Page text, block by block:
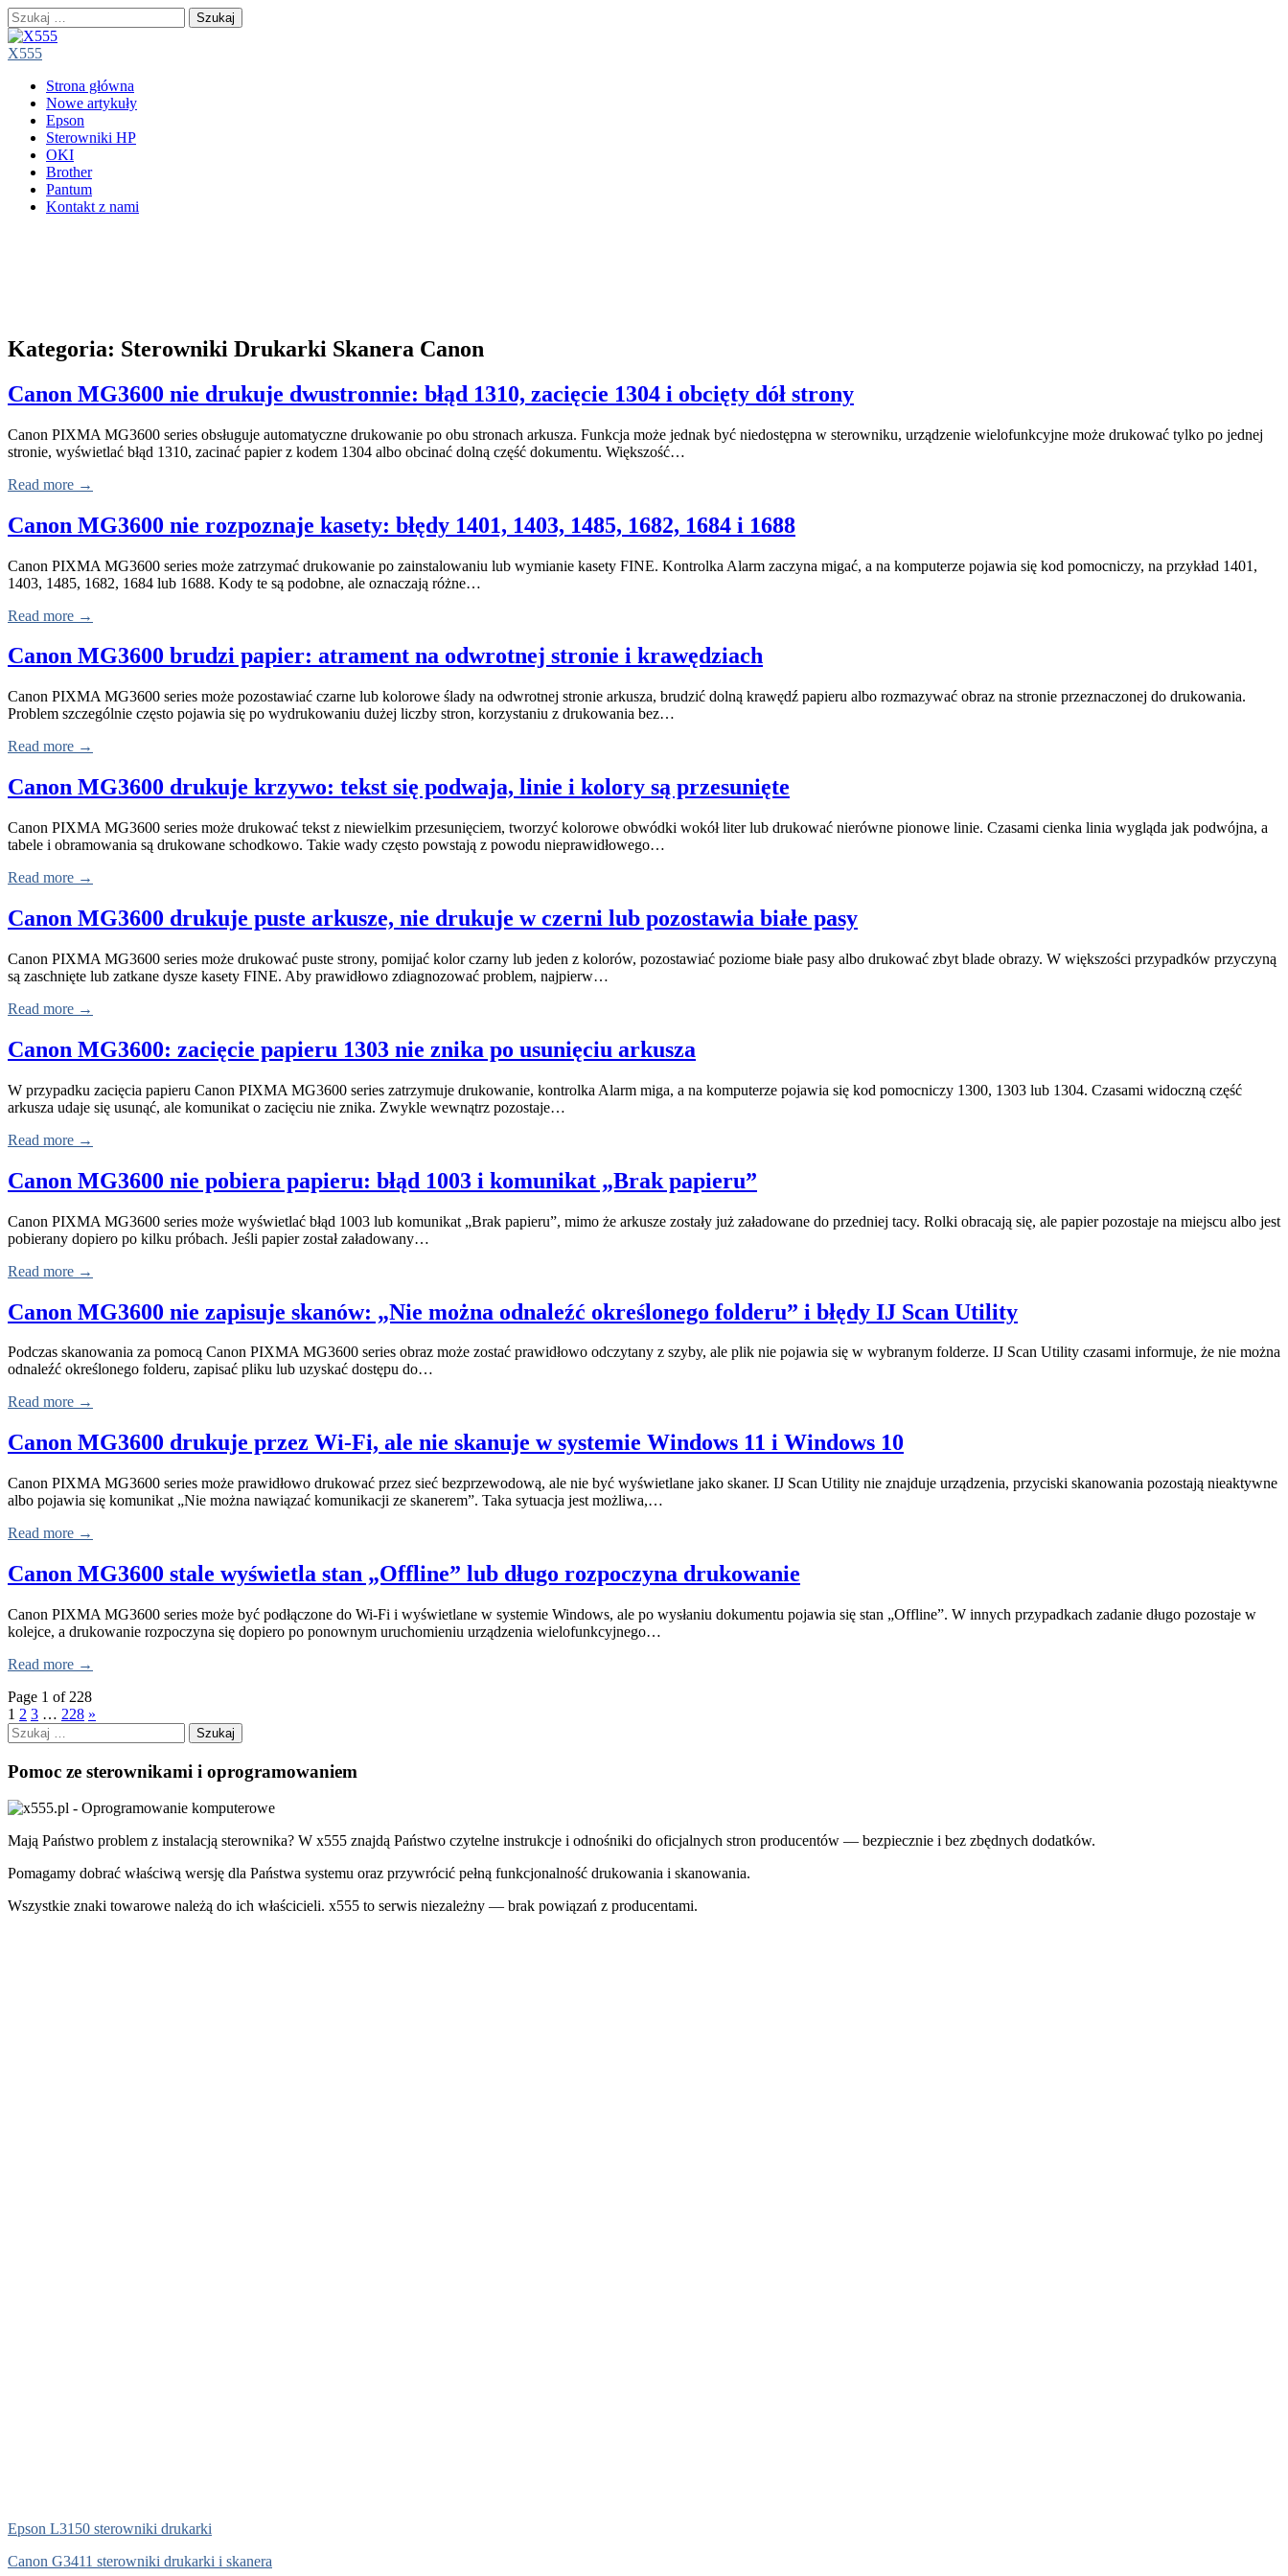
Szukaj:
X555
Main
menu
Skip
content
Strona główna
Nowe artykuły
Epson
Sterowniki HP
OKI
Brother
Pantum
Kontakt z nami
Kategoria: Sterowniki Drukarki Skanera Canon
Canon MG3600 nie drukuje dwustronnie: błąd 1310, zacięcie 1304 i obcięty dół strony
Canon PIXMA MG3600 series obsługuje automatyczne drukowanie po obu stronach arkusza. Funkcja może jednak być niedostępna w sterowniku, urządzenie wielofunkcyjne może drukować tylko po jednej
stronie, wyświetlać błąd 1310, zacinać papier z kodem 1304 albo obcinać dolną część dokumentu. Większość…
Read more →
Canon MG3600 nie rozpoznaje kasety: błędy 1401, 1403, 1485, 1682, 1684 i 1688
Canon PIXMA MG3600 series może zatrzymać drukowanie po zainstalowaniu lub wymianie kasety FINE. Kontrolka Alarm zaczyna migać, a na komputerze pojawia się kod pomocniczy, na przykład 1401,
1403, 1485, 1682, 1684 lub 1688. Kody te są podobne, ale oznaczają różne…
Read more →
Canon MG3600 brudzi papier: atrament na odwrotnej stronie i krawędziach
Canon PIXMA MG3600 series może pozostawiać czarne lub kolorowe ślady na odwrotnej stronie arkusza, brudzić dolną krawędź papieru albo rozmazywać obraz na stronie przeznaczonej do drukowania.
Problem szczególnie często pojawia się po wydrukowaniu dużej liczby stron, korzystaniu z drukowania bez…
Read more →
Canon MG3600 drukuje krzywo: tekst się podwaja, linie i kolory są przesunięte
Canon PIXMA MG3600 series może drukować tekst z niewielkim przesunięciem, tworzyć kolorowe obwódki wokół liter lub drukować nierówne pionowe linie. Czasami cienka linia wygląda jak podwójna, a
tabele i obramowania są drukowane schodkowo. Takie wady często powstają z powodu nieprawidłowego…
Read more →
Canon MG3600 drukuje puste arkusze, nie drukuje w czerni lub pozostawia białe pasy
Canon PIXMA MG3600 series może drukować puste strony, pomijać kolor czarny lub jeden z kolorów, pozostawiać poziome białe pasy albo drukować zbyt blade obrazy. W większości przypadków przyczyną
są zaschnięte lub zatkane dysze kasety FINE. Aby prawidłowo zdiagnozować problem, najpierw…
Read more →
Canon MG3600: zacięcie papieru 1303 nie znika po usunięciu arkusza
W przypadku zacięcia papieru Canon PIXMA MG3600 series zatrzymuje drukowanie, kontrolka Alarm miga, a na komputerze pojawia się kod pomocniczy 1300, 1303 lub 1304. Czasami widoczną część
arkusza udaje się usunąć, ale komunikat o zacięciu nie znika. Zwykle wewnątrz pozostaje…
Read more →
Canon MG3600 nie pobiera papieru: błąd 1003 i komunikat „Brak papieru”
Canon PIXMA MG3600 series może wyświetlać błąd 1003 lub komunikat „Brak papieru”, mimo że arkusze zostały już załadowane do przedniej tacy. Rolki obracają się, ale papier pozostaje na miejscu albo jest
pobierany dopiero po kilku próbach. Jeśli papier został załadowany…
Read more →
Canon MG3600 nie zapisuje skanów: „Nie można odnaleźć określonego folderu” i błędy IJ Scan Utility
Podczas skanowania za pomocą Canon PIXMA MG3600 series obraz może zostać prawidłowo odczytany z szyby, ale plik nie pojawia się w wybranym folderze. IJ Scan Utility czasami informuje, że nie można
odnaleźć określonego folderu, zapisać pliku lub uzyskać dostępu do…
Read more →
Canon MG3600 drukuje przez Wi-Fi, ale nie skanuje w systemie Windows 11 i Windows 10
Canon PIXMA MG3600 series może prawidłowo drukować przez sieć bezprzewodową, ale nie być wyświetlane jako skaner. IJ Scan Utility nie znajduje urządzenia, przyciski skanowania pozostają nieaktywne
albo pojawia się komunikat „Nie można nawiązać komunikacji ze skanerem”. Taka sytuacja jest możliwa,…
Read more →
Canon MG3600 stale wyświetla stan „Offline” lub długo rozpoczyna drukowanie
Canon PIXMA MG3600 series może być podłączone do Wi-Fi i wyświetlane w systemie Windows, ale po wysłaniu dokumentu pojawia się stan „Offline”. W innych przypadkach zadanie długo pozostaje w
kolejce, a drukowanie rozpoczyna się dopiero po ponownym uruchomieniu urządzenia wielofunkcyjnego…
Read more →
Page 1 of 228
1 2 3 … 228 »
Szukaj:
Pomoc ze sterownikami i oprogramowaniem
Mają Państwo problem z instalacją sterownika? W x555 znajdą Państwo czytelne instrukcje i odnośniki do oficjalnych stron producentów — bezpiecznie i bez zbędnych dodatków.
Pomagamy dobrać właściwą wersję dla Państwa systemu oraz przywrócić pełną funkcjonalność drukowania i skanowania.
Wszystkie znaki towarowe należą do ich właścicieli. x555 to serwis niezależny — brak powiązań z producentami.
Epson L3150 sterowniki drukarki
Canon G3411 sterowniki drukarki i skanera